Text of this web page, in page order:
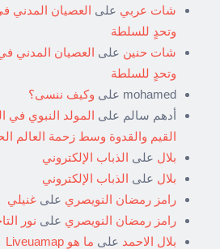
شات عربي على العصيان
وتحدٍ للسلطة
شات حنين على العصيان
وتحدٍ للسلطة
mohamed على وكيف ننسى؟
أدهم سالم على المولد النبوي في
القيم والقدوة وسط زحمة العالم
بلال على الذباب الإلكتروني
بلال على الذباب الإلكتروني
رامز رمضان النويصري على غنيلي
رامز رمضان النويصري على نور
بلال الاحمد على ما هو Liveuamap